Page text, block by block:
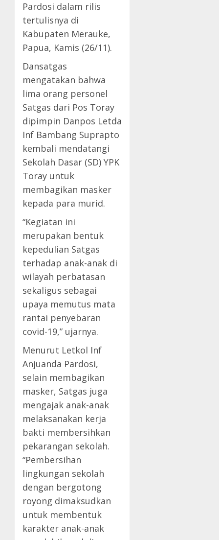
Pardosi dalam rilis
tertulisnya di
Kabupaten Merauke,
Papua, Kamis (26/11).
Dansatgas
mengatakan bahwa
lima orang personel
Satgas dari Pos Toray
dipimpin Danpos Letda
Inf Bambang Suprapto
kembali mendatangi
Sekolah Dasar (SD) YPK
Toray untuk
membagikan masker
kepada para murid.
“Kegiatan ini
merupakan bentuk
kepedulian Satgas
terhadap anak-anak di
wilayah perbatasan
sekaligus sebagai
upaya memutus mata
rantai penyebaran
covid-19,” ujarnya.
Menurut Letkol Inf
Anjuanda Pardosi,
selain membagikan
masker, Satgas juga
mengajak anak-anak
melaksanakan kerja
bakti membersihkan
pekarangan sekolah.
“Pembersihan
lingkungan sekolah
dengan bergotong
royong dimaksudkan
untuk membentuk
karakter anak-anak